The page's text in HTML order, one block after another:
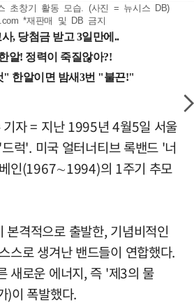
초창기 활동 모습. (사진 = 뉴시스 DB)
*재판매 및 DB 금지
기자 = 지난 1995년 4월5일 서울
럭'. 미국 얼터너티브 록밴드 '너
인(1967∼1994)의 1주기 추모
본격적으로 출발한, 기념비적인
스로 생겨난 밴드들이 연합했다.
새로운 에너지, 즉 '제3의 물
)이 폭발했다.